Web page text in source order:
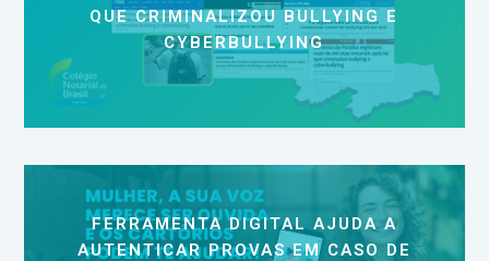
QUE CRIMINALIZOU BULLYING E
CYBERBULLYING
FERRAMENTA DIGITAL AJUDA A
AUTENTICAR PROVAS EM CASO DE